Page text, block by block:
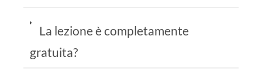
La lezione è completamente
gratuita?